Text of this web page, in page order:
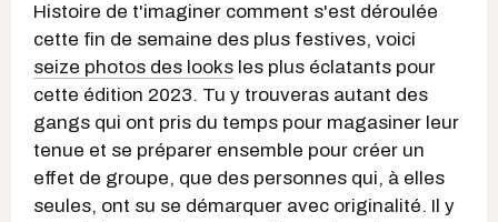
Histoire de t'imaginer comment s'est déroulée
cette fin de semaine des plus festives, voici
seize photos des looks les plus éclatants pour
cette édition 2023. Tu y trouveras autant des
gangs qui ont pris du temps pour magasiner leur
tenue et se préparer ensemble pour créer un
effet de groupe, que des personnes qui, à elles
seules, ont su se démarquer avec originalité. Il y